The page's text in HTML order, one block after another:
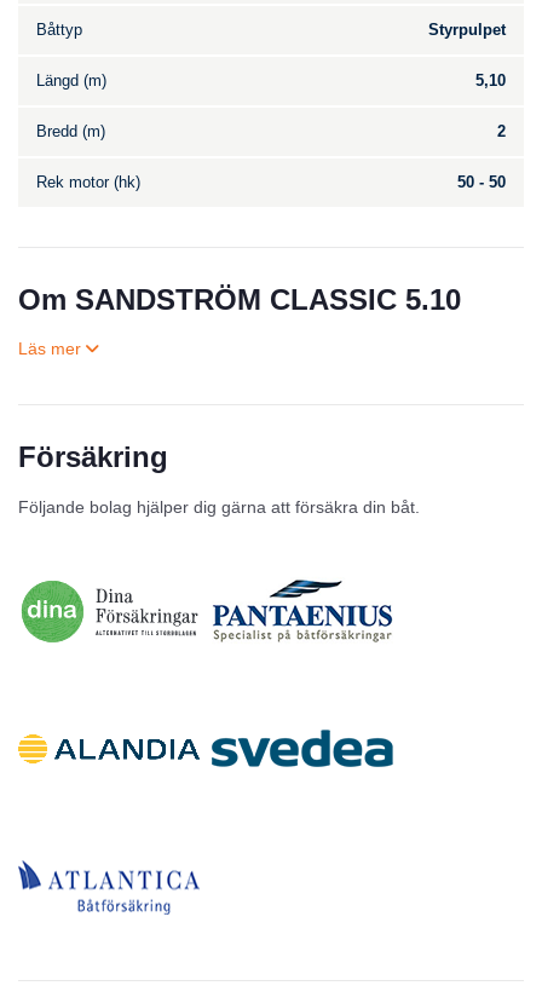
Båttyp Styrpulpet
Längd (m) 5,10
Bredd (m) 2
Rek motor (hk) 50 - 50
Om SANDSTRÖM CLASSIC 5.10
Försäkring
Följande bolag hjälper dig gärna att försäkra din båt.